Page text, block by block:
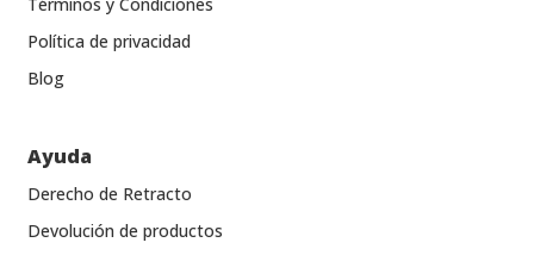
Política de privacidad
Blog
Ayuda
Derecho de Retracto
Devolución de productos